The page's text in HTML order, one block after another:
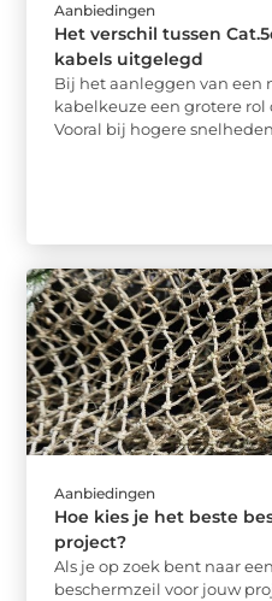
Aanbiedingen
Het verschil tussen
kabels uitgelegd
Bij het aanleggen van een
kabelkeuze een grotere
Vooral bij hogere snelheden
Aanbiedingen
Hoe kies je het beste
project?
Als je op zoek bent naar
beschermzeil voor jouw